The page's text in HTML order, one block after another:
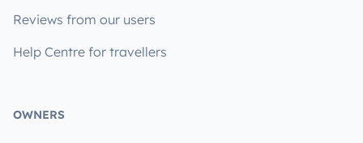
Reviews from our users
Help Centre for travellers
OWNERS